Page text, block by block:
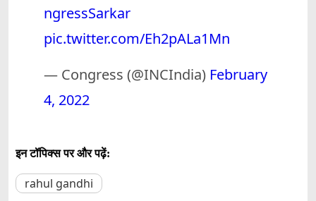
ngressSarkar
pic.twitter.com/Eh2pALa1Mn
— Congress (@INCIndia) February
4, 2022
इन टॉपिक्स पर और पढ़ें:
rahul gandhi